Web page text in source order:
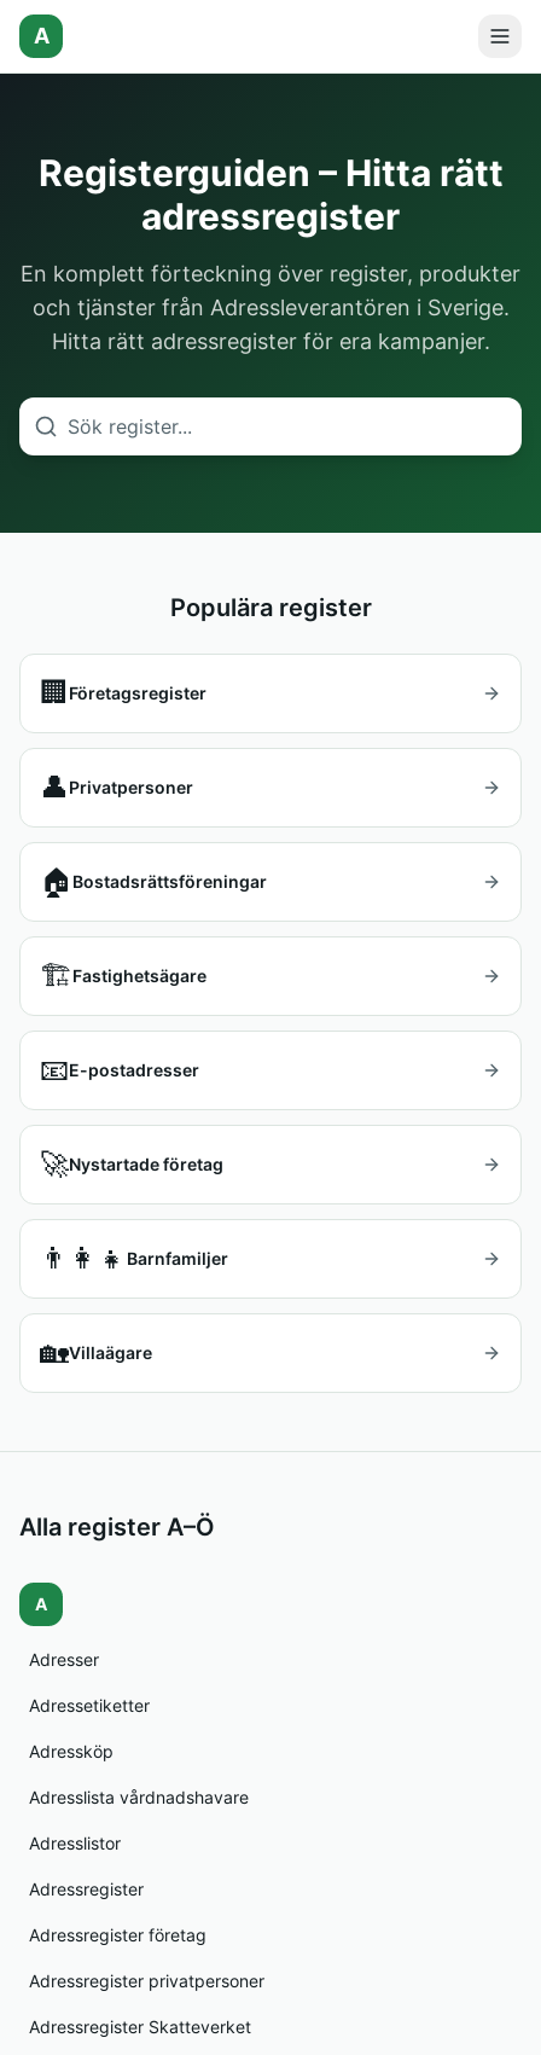
A
Registerguiden – Hitta rätt
adressregister
En komplett förteckning över register, produkter
och tjänster från Adressleverantören i Sverige.
Hitta rätt adressregister för era kampanjer.
Populära register
🏢 Företagsregister
👤 Privatpersoner
🏠 Bostadsrättsföreningar
🏗️Fastighetsägare
📧E-postadresser
🚀Nystartade företag
👨‍👩‍👧 Barnfamiljer
🏡Villaägare
Alla register A–Ö
A
Adresser
Adressetiketter
Adressköp
Adresslista vårdnadshavare
Adresslistor
Adressregister
Adressregister företag
Adressregister privatpersoner
Adressregister Skatteverket